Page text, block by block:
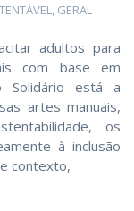
, GERAL
adultos para
com base em
Solidário está a
artes manuais,
os
à inclusão
contexto,